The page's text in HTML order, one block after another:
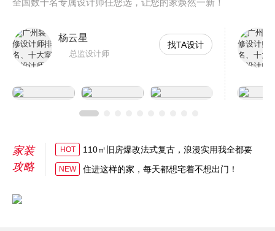
全国数千名专属设计师任您选，让您的家焕然一新！
杨云星
总监设计师
找TA设计
家装
攻略
HOT 110㎡旧房爆改法式复古，浪漫实用我全都要
NEW 住进这样的家，每天都想宅着不想出门！